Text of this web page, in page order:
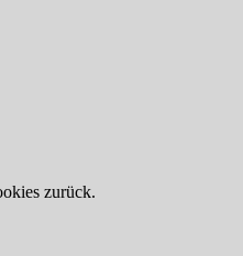
zurück.